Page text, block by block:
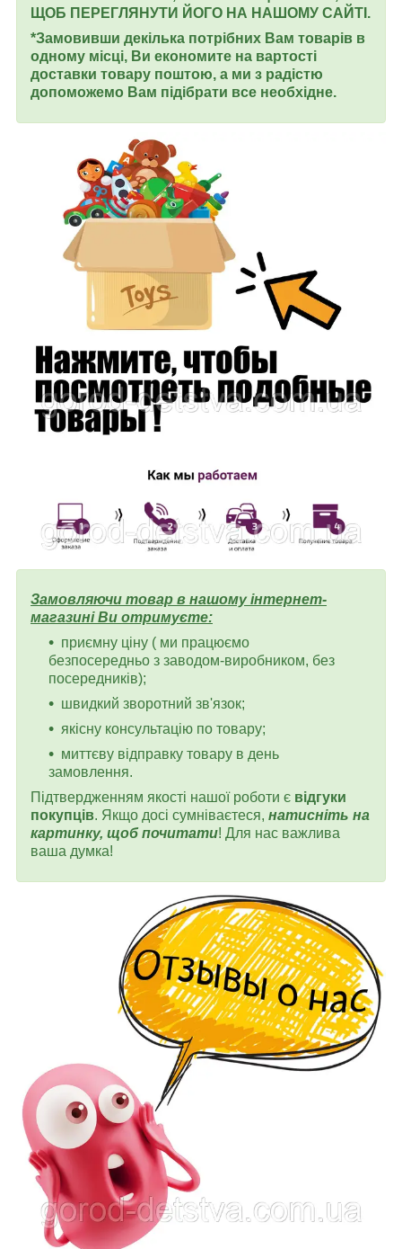
ЩОБ ПЕРЕГЛЯНУТИ ЙОГО НА НАШОМУ САЙТІ.
*Замовивши декілька потрібних Вам товарів в
одному місці, Ви економите на вартості
доставки товару поштою, а ми з радістю
допоможемо Вам підібрати все необхідне.
Замовляючи товар в нашому інтернет-
магазині Ви отримуєте:
приємну ціну ( ми працюємо
безпосередньо з заводом-виробником, без
посередників);
швидкий зворотний зв'язок;
якісну консультацію по товару;
миттєву відправку товару в день
замовлення.
Підтвердженням якості нашої роботи є відгуки
покупців. Якщо досі сумніваєтеся, натисніть на
картинку, щоб почитати! Для нас важлива
ваша думка!